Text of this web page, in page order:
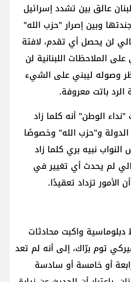
عالق بين تشدد إسرائيل
وبين إصرار "حزب الله"
لن يحصل أي تقدم، لافتة
الملاحظات اللبنانية لن
وصوله ليبني على الشيء
باتت معروفة.
الوطن" أنه كلما زاد
و"حزب الله" وخصوصًا
نبيه بري كلما زاد
لم يحدث أي تغيير في
تزداد تعقيدًا.
واكبت محادثات
توم برّاك، إلى أنه لم تعد
أو خامسة أو سادسة